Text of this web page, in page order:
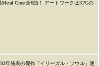
Crust全6曲！ アートワークはK7Gの
年発表の傑作「イリーガル・ソウル」遂